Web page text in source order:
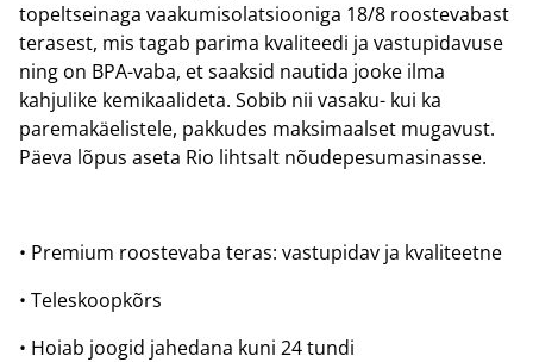
topeltseinaga vaakumisolatsiooniga 18/8 roostevabast
terasest, mis tagab parima kvaliteedi ja vastupidavuse
ning on BPA-vaba, et saaksid nautida jooke ilma
kahjulike kemikaalideta. Sobib nii vasaku- kui ka
paremakäelistele, pakkudes maksimaalset mugavust.
Päeva lõpus aseta Rio lihtsalt nõudepesumasinasse.
• Premium roostevaba teras: vastupidav ja kvaliteetne
• Teleskoopkõrs
• Hoiab joogid jahedana kuni 24 tundi